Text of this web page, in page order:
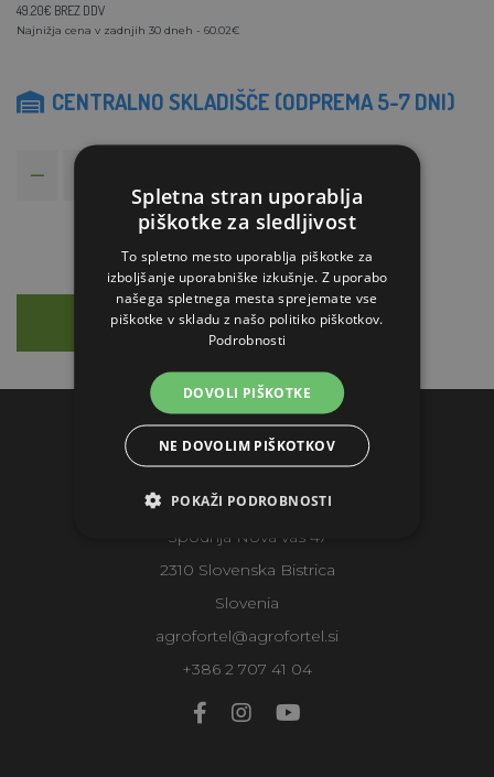
49.20€ BREZ DDV
Najnižja cena v zadnjih 30 dneh - 60.02€
CENTRALNO SKLADIŠČE (ODPREMA 5-7 DNI)
OPIS SVETOVANJE
KONTAKTI
AGROFORTEL, S.R.O.
Spodnja Nova vas 47
2310 Slovenska Bistrica
Slovenia
agrofortel@agrofortel.si
+386 2 707 41 04
Spletna stran uporablja
piškotke za sledljivost
To spletno mesto uporablja piškotke za
izboljšanje uporabniške izkušnje. Z uporabo
našega spletnega mesta sprejemate vse
piškotke v skladu z našo politiko piškotkov.
Podrobnosti
DOVOLI PIŠKOTKE
NE DOVOLIM PIŠKOTKOV
POKAŽI PODROBNOSTI